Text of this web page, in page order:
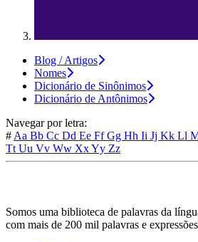
Blog / Artigos
Nomes
Dicionário de Sinônimos
Dicionário de Antônimos
Navegar por letra:
# Aa Bb Cc Dd Ee FfGg Hh Ii Jj Kk Ll
Tt Uu Vv Ww XxYy Zz
Somos uma biblioteca de palavras da
com mais de 200 mil palavras e